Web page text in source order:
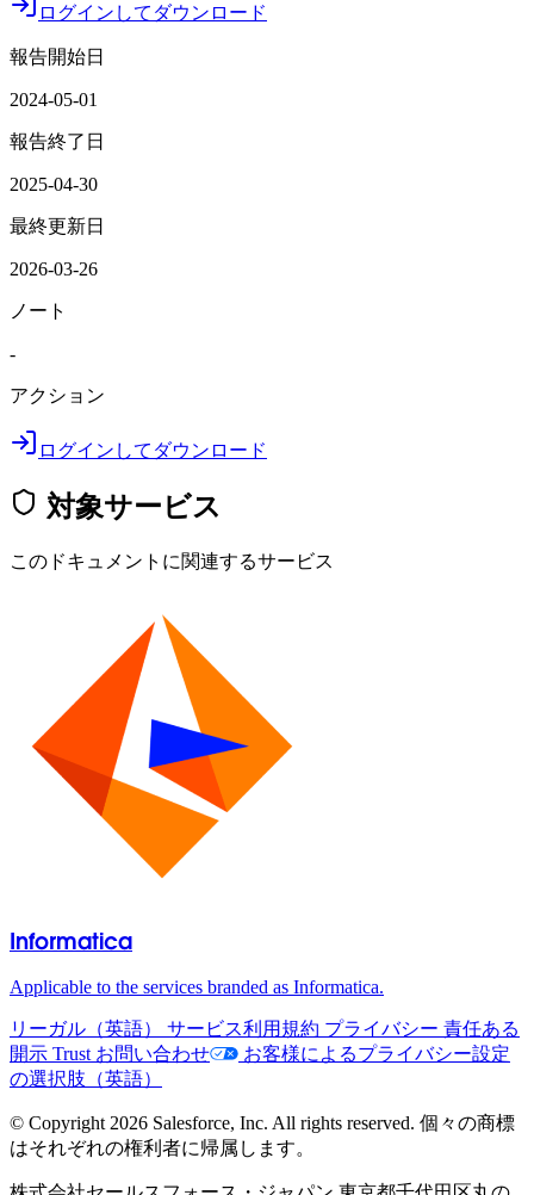
ログインしてダウンロード
報告開始日
2024-05-01
報告終了日
2025-04-30
最終更新日
2026-03-26
ノート
-
アクション
ログインしてダウンロード
対象サービス
このドキュメントに関連するサービス
Informatica
Applicable to the services branded as Informatica.
リーガル（英語） サービス利用規約 プライバシー 責任ある
開示 Trust お問い合わせ
お客様によるプライバシー設定
の選択肢（英語）
© Copyright 2026 Salesforce, Inc. All rights reserved. 個々の商標
はそれぞれの権利者に帰属します。